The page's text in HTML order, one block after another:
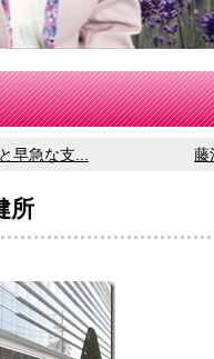
早急な支... 藤
所